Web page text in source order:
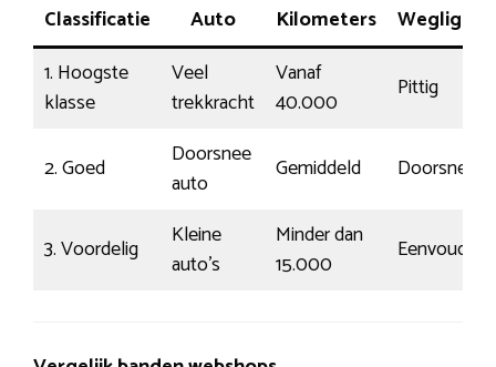
Classificatie Auto Kilometers
1. Hoogste
klasse
Veel
trekkracht
Vanaf
40.000
Pittig
2. Goed
Doorsnee
auto
Gemiddeld Doorsnee
3. Voordelig
Kleine
auto’s
Minder dan
15.000
Eenvoudig